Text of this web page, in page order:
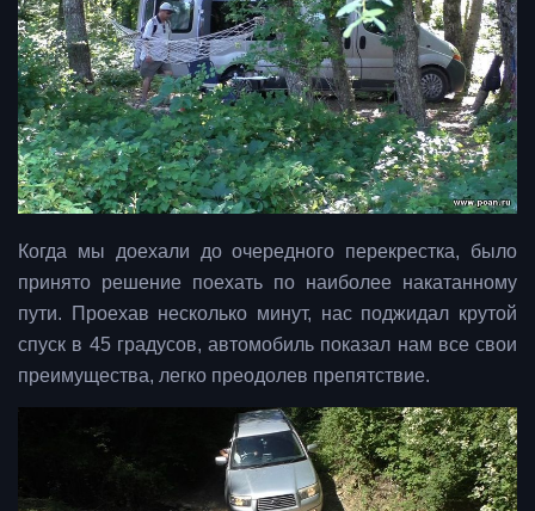
Когда мы доехали до очередного перекрестка, было
принято решение поехать по наиболее накатанному
пути. Проехав несколько минут, нас поджидал крутой
спуск в 45 градусов, автомобиль показал нам все свои
преимущества, легко преодолев препятствие.